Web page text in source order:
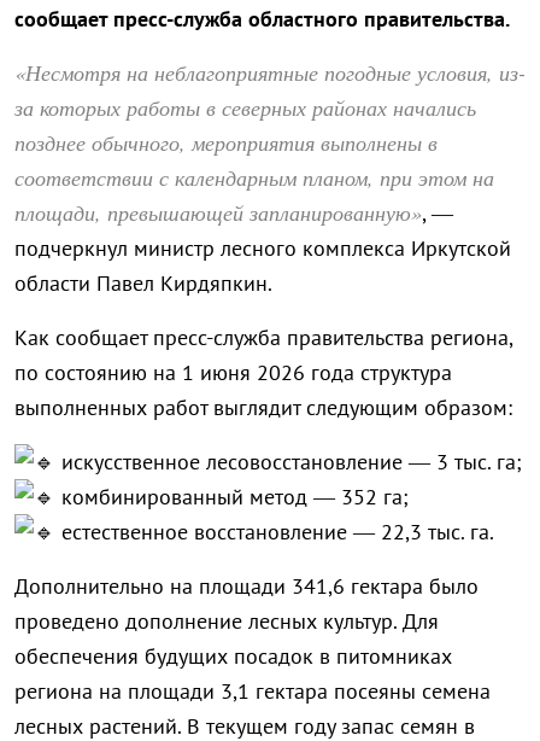
сообщает пресс-служба областного правительства.
«Несмотря на неблагоприятные погодные условия, из-
за которых работы в северных районах начались
позднее обычного, мероприятия выполнены в
соответствии с календарным планом, при этом на
площади, превышающей запланированную», —
подчеркнул министр лесного комплекса Иркутской
области Павел Кирдяпкин.
Как сообщает пресс-служба правительства региона,
по состоянию на 1 июня 2026 года структура
выполненных работ выглядит следующим образом:
искусственное лесовосстановление — 3 тыс. га;
комбинированный метод — 352 га;
естественное восстановление — 22,3 тыс. га.
Дополнительно на площади 341,6 гектара было
проведено дополнение лесных культур. Для
обеспечения будущих посадок в питомниках
региона на площади 3,1 гектара посеяны семена
лесных растений. В текущем году запас семян в